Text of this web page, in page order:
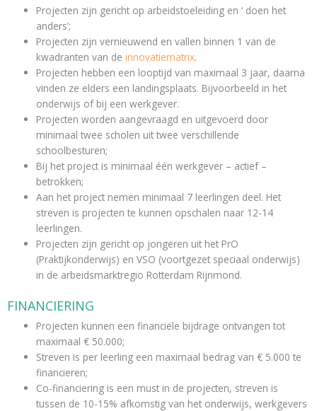
Projecten zijn gericht op arbeidstoeleiding en ‘ doen het
anders’;
Projecten zijn vernieuwend en vallen binnen 1 van de
kwadranten van deinnovatiematrix.
Projecten hebben een looptijd van maximaal 3 jaar, daarna
vinden ze elders een landingsplaats. Bijvoorbeeld in het
onderwijs of bij een werkgever.
Projecten worden aangevraagd en uitgevoerd door
minimaal twee scholen uit twee verschillende
schoolbesturen;
Bij het project is minimaal één werkgever – actief –
betrokken;
Aan het project nemen minimaal 7 leerlingen deel. Het
streven is projecten te kunnen opschalen naar 12-14
leerlingen.
Projecten zijn gericht op jongeren uit het PrO
(Praktijkonderwijs) en VSO (voortgezet speciaal onderwijs)
in de arbeidsmarktregio Rotterdam Rijnmond.
FINANCIERING​
Projecten kunnen een financiële bijdrage ontvangen tot
maximaal € 50.000;
Streven is per leerling een maximaal bedrag van € 5.000 te
financieren;
Co-financiering is een must in de projecten, streven is
tussen de 10-15% afkomstig van het onderwijs, werkgevers